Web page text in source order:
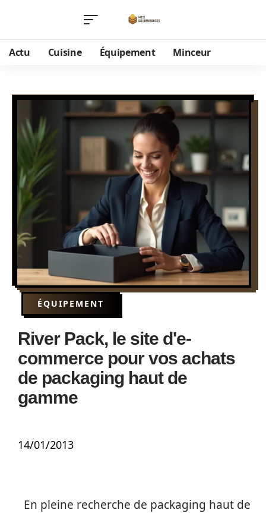
Actu Cuisine Équipement Minceur
ÉQUIPEMENT
River Pack, le site d'e-
commerce pour vos achats
de packaging haut de
gamme
14/01/2013
En pleine recherche de packaging haut de